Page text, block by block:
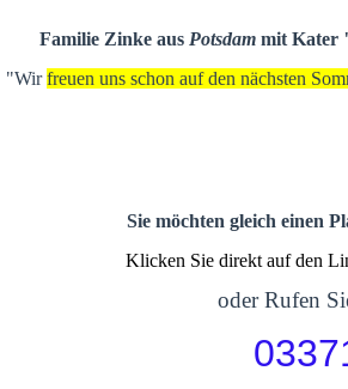
Familie Zinke aus Potsdam mit Kater
"Wirfreuen uns schon auf den nächsten
Sie möchten gleich einen
Klicken Sie direkt auf den
oder Rufen